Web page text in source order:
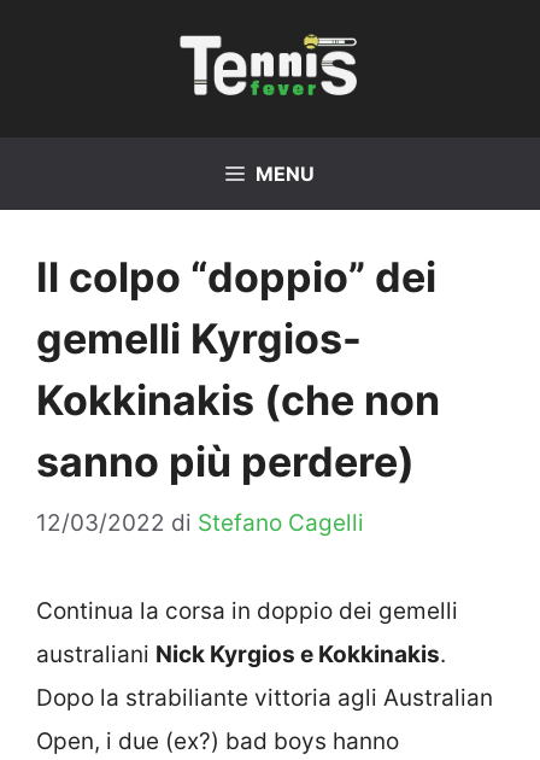
MENU
Il colpo “doppio” dei
gemelli Kyrgios-
Kokkinakis (che non
sanno più perdere)
12/03/2022 di Stefano Cagelli
Continua la corsa in doppio dei gemelli
australiani Nick Kyrgios e Kokkinakis.
Dopo la strabiliante vittoria agli Australian
Open, i due (ex?) bad boys hanno